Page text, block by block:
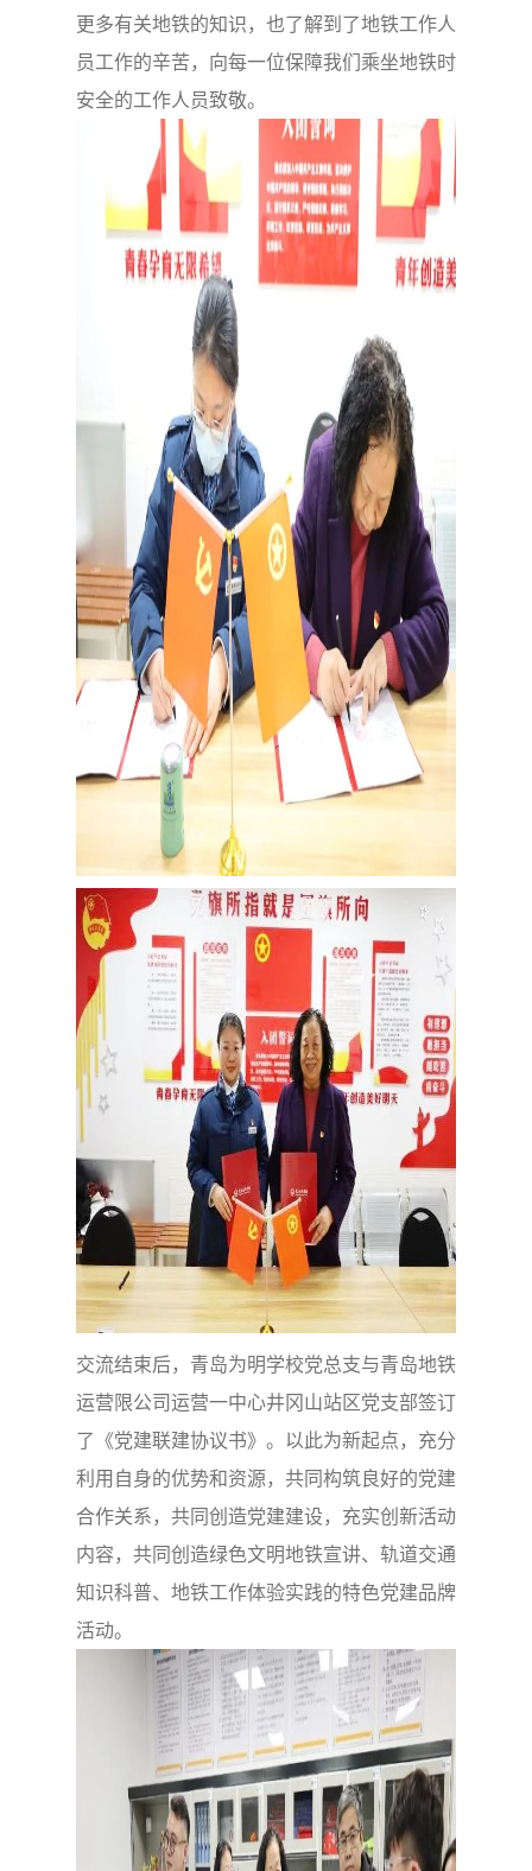
更多有关地铁的知识，也了解到了地铁工作人
员工作的辛苦，向每一位保障我们乘坐地铁时
安全的工作人员致敬。
交流结束后，青岛为明学校党总支与青岛地铁
运营限公司运营一中心井冈山站区党支部签订
了《党建联建协议书》。以此为新起点，充分
利用自身的优势和资源，共同构筑良好的党建
合作关系，共同创造党建建设，充实创新活动
内容，共同创造绿色文明地铁宣讲、轨道交通
知识科普、地铁工作体验实践的特色党建品牌
活动。